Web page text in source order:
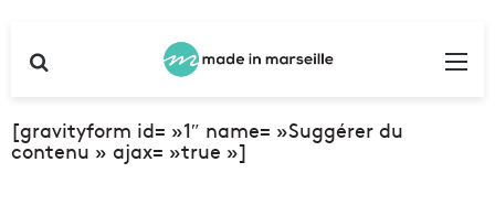
[gravityform id= »1″ name= »Suggérer du
contenu » ajax= »true »]